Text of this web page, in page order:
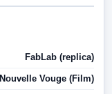
FabLab (replica)
Nouvelle Vouge (Film)